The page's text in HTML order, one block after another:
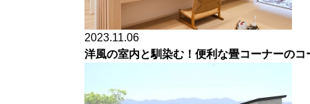
2023.11.06
洋風の室内と馴染む！便利な畳コーナーのコ